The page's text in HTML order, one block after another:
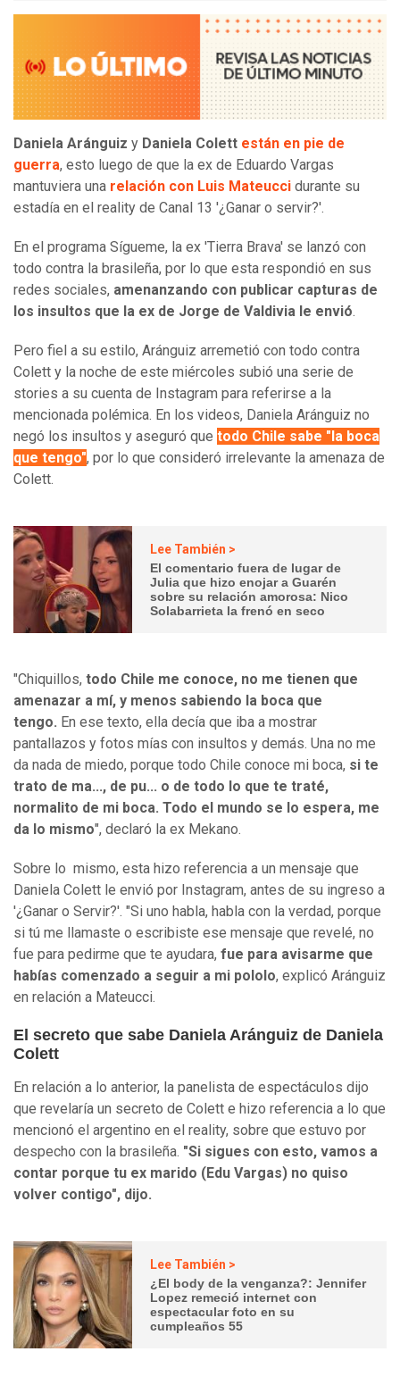
Daniela Aránguiz y Daniela Colett están en pie de
guerra, esto luego de que la ex de Eduardo Vargas
mantuviera una relación con Luis Mateucci durante su
estadía en el reality de Canal 13 '¿Ganar o servir?'.
En el programa Sígueme, la ex 'Tierra Brava' se lanzó con
todo contra la brasileña, por lo que esta respondió en sus
redes sociales, amenanzando con publicar capturas de
los insultos que la ex de Jorge de Valdivia le envió.
Pero fiel a su estilo, Aránguiz arremetió con todo contra
Colett y la noche de este miércoles subió una serie de
stories a su cuenta de Instagram para referirse a la
mencionada polémica. En los videos, Daniela Aránguiz no
negó los insultos y aseguró que todo Chile sabe "la boca
que tengo", por lo que consideró irrelevante la amenaza de
Colett.
Lee También >
El comentario fuera de lugar de
Julia que hizo enojar a Guarén
sobre su relación amorosa: Nico
Solabarrieta la frenó en seco
"Chiquillos, todo Chile me conoce, no me tienen que
amenazar a mí, y menos sabiendo la boca que
tengo. En ese texto, ella decía que iba a mostrar
pantallazos y fotos mías con insultos y demás. Una no me
da nada de miedo, porque todo Chile conoce mi boca, si te
trato de ma..., de pu... o de todo lo que te traté,
normalito de mi boca. Todo el mundo se lo espera, me
da lo mismo", declaró la ex Mekano.
Sobre lo mismo, esta hizo referencia a un mensaje que
Daniela Colett le envió por Instagram, antes de su ingreso a
'¿Ganar o Servir?'. "Si uno habla, habla con la verdad, porque
si tú me llamaste o escribiste ese mensaje que revelé, no
fue para pedirme que te ayudara, fue para avisarme que
habías comenzado a seguir a mi pololo, explicó Aránguiz
en relación a Mateucci.
El secreto que sabe Daniela Aránguiz de Daniela
Colett
En relación a lo anterior, la panelista de espectáculos dijo
que revelaría un secreto de Colett e hizo referencia a lo que
mencionó el argentino en el reality, sobre que estuvo por
despecho con la brasileña. "Si sigues con esto, vamos a
contar porque tu ex marido (Edu Vargas) no quiso
volver contigo", dijo.
Lee También >
¿El body de la venganza?: Jennifer
Lopez remeció internet con
espectacular foto en su
cumpleaños 55